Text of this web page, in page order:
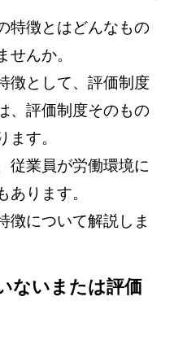
特徴とはどんなもの
せんか。
徴として、評価制度
、評価制度そのもの
ます。
従業員が労働環境に
あります。
徴について解説しま
ないまたは評価